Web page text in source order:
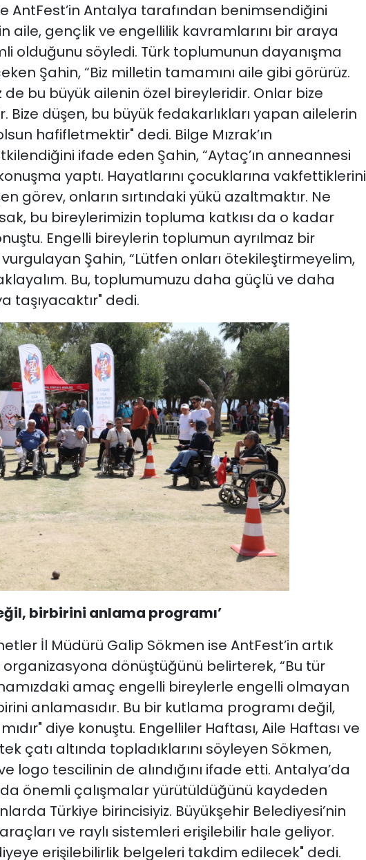
AntFest’in Antalya tarafından benimsendiğini
aile, gençlik ve engellilik kavramlarını bir araya
olduğunu söyledi. Türk toplumunun dayanışma
Şahin, “Biz milletin tamamını aile gibi görürüz.
de bu büyük ailenin özel bireyleridir. Onlar bize
Bize düşen, bu büyük fedakarlıkları yapan ailelerin
hafifletmektir" dedi. Bilge Mızrak’ın
ifade eden Şahin, “Aytaç’ın anneannesi
yaptı. Hayatlarını çocuklarına vakfettiklerini
görev, onların sırtındaki yükü azaltmaktır. Ne
bu bireylerimizin topluma katkısı da o kadar
Engelli bireylerin toplumun ayrılmaz bir
Şahin, “Lütfen onları ötekileştirmeyelim,
Bu, toplumumuzu daha güçlü ve daha
taşıyacaktır" dedi.
birbirini anlama programı’
İl Müdürü Galip Sökmen ise AntFest’in artık
dönüştüğünü belirterek, “Bu tür
amaç engelli bireylerle engelli olmayan
anlamasıdır. Bu bir kutlama programı değil,
diye konuştu. Engelliler Haftası, Aile Haftası ve
tek çatı altında topladıklarını söyleyen Sökmen,
logo tescilinin de alındığını ifade etti. Antalya’da
önemli çalışmalar yürütüldüğünü kaydeden
Türkiye birincisiyiz. Büyükşehir Belediyesi’nin
ve raylı sistemleri erişilebilir hale geliyor.
erişilebilirlik belgeleri takdim edilecek" dedi.